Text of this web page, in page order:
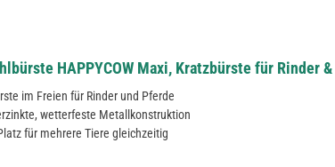
HAPPYCOW Maxi, Kratzbürste für Rinder
im Freien für Rinder und Pferde
wetterfeste Metallkonstruktion
für mehrere Tiere gleichzeitig